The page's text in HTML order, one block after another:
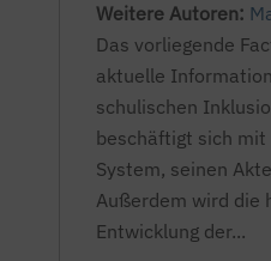
Weitere Autoren:
Das vorliegende
aktuelle
schulischen
beschäftigt sich
System, seinen
Außerdem wird die
Entwicklung der...